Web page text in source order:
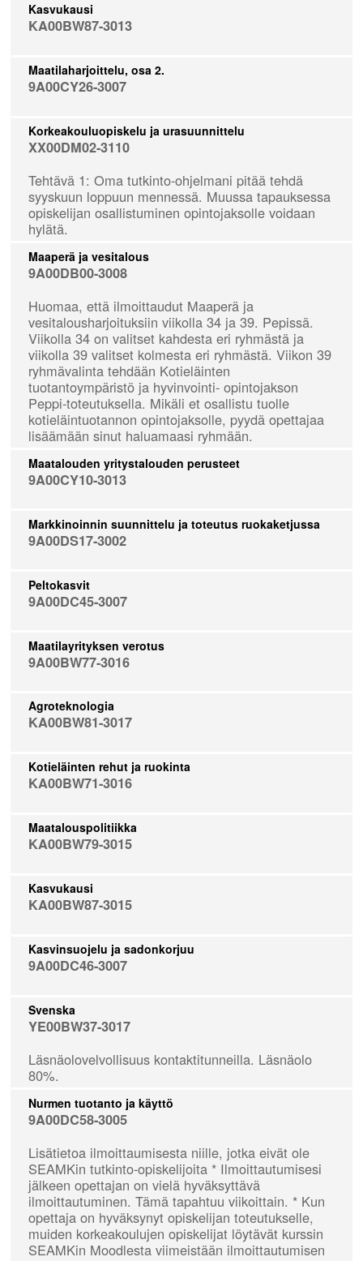
Kasvukausi
KA00BW87-3013
Maatilaharjoittelu, osa 2.
9A00CY26-3007
Korkeakouluopiskelu ja urasuunnittelu
XX00DM02-3110
Tehtävä 1: Oma tutkinto-ohjelmani pitää tehdä
syyskuun loppuun mennessä. Muussa tapauksessa
opiskelijan osallistuminen opintojaksolle voidaan
hylätä.
Maaperä ja vesitalous
9A00DB00-3008
Huomaa, että ilmoittaudut Maaperä ja
vesitalousharjoituksiin viikolla 34 ja 39. Pepissä.
Viikolla 34 on valitset kahdesta eri ryhmästä ja
viikolla 39 valitset kolmesta eri ryhmästä. Viikon 39
ryhmävalinta tehdään Kotieläinten
tuotantoympäristö ja hyvinvointi- opintojakson
Peppi-toteutuksella. Mikäli et osallistu tuolle
kotieläintuotannon opintojaksolle, pyydä opettajaa
lisäämään sinut haluamaasi ryhmään.
Maatalouden yritystalouden perusteet
9A00CY10-3013
Markkinoinnin suunnittelu ja toteutus ruokaketjussa
9A00DS17-3002
Peltokasvit
9A00DC45-3007
Maatilayrityksen verotus
9A00BW77-3016
Agroteknologia
KA00BW81-3017
Kotieläinten rehut ja ruokinta
KA00BW71-3016
Maatalouspolitiikka
KA00BW79-3015
Kasvukausi
KA00BW87-3015
Kasvinsuojelu ja sadonkorjuu
9A00DC46-3007
Svenska
YE00BW37-3017
Läsnäolovelvollisuus kontaktitunneilla. Läsnäolo
80%.
Nurmen tuotanto ja käyttö
9A00DC58-3005
Lisätietoa ilmoittaumisesta niille, jotka eivät ole
SEAMKin tutkinto-opiskelijoita * Ilmoittautumisesi
jälkeen opettajan on vielä hyväksyttävä
ilmoittautuminen. Tämä tapahtuu viikoittain. * Kun
opettaja on hyväksynyt opiskelijan toteutukselle,
muiden korkeakoulujen opiskelijat löytävät kurssin
SEAMKin Moodlesta viimeistään ilmoittautumisen